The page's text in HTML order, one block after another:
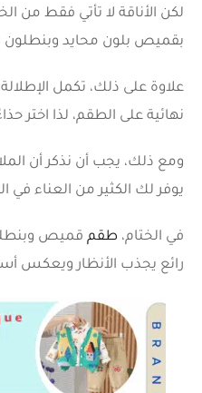
لكن الأناقة لا تأتي فقط من
بقميص بلون محايد وبنطلون
علاوة على ذلك، تكمل
نهائية على الطقم، لذا اختر
ومع ذلك، يجب أن نذكر أن
يوفر لك الكثير من العناء في
في الختام، طقم قميص
رائع يجذب الأنظار ويعكس